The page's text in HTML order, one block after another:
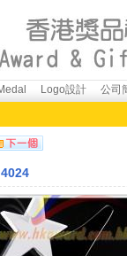
Logo設計 公司